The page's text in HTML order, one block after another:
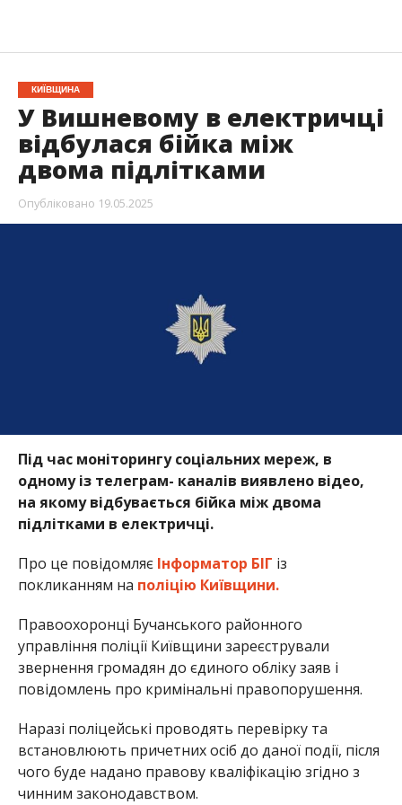
КИЇВЩИНА
У Вишневому в електричці
відбулася бійка між
двома підлітками
Опубліковано 19.05.2025
Під час моніторингу соціальних мереж, в
одному із телеграм- каналів виявлено відео,
на якому відбувається бійка між двома
підлітками в електричці.
Про це повідомляє Інформатор БІГ із
покликанням на поліцію Київщини.
Правоохоронці Бучанського районного
управління поліції Київщини зареєстрували
звернення громадян до єдиного обліку заяв і
повідомлень про кримінальні правопорушення.
Наразі поліцейські проводять перевірку та
встановлюють причетних осіб до даної події, після
чого буде надано правову кваліфікацію згідно з
чинним законодавством.